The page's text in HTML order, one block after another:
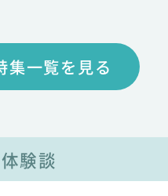
集一覧を見る
験談